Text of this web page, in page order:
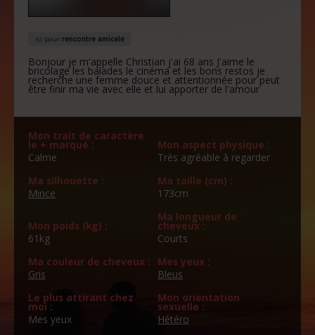
ici pour rencontre amicale
Bonjour je m'appelle Christian j'ai 68 ans J'aime le
bricolage les balades le cinéma et les bons restos je
recherche une femme douce et attentionnée pour peut
être finir ma vie avec elle et lui apporter de l'amour
Mon trait de caractère
le + marqué :
Calme
Mon aspect physique :
Très agréable à regarder
Ma silhouette :
Mince
Ma taille (cm) :
173cm
Mon poids (kg) :
61kg
Ma longueur de
cheveux :
Courts
Ma couleur de cheveux :
Gris
Mes yeux :
Bleus
Le plus attirant chez
moi :
Mes yeux
Mon orientation
sexuelle :
Hétéro